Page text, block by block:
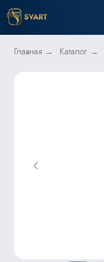
Главная → Каталог →